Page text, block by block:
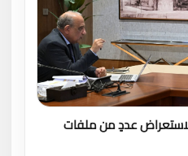
لاستعراض عددٍ من ملفات